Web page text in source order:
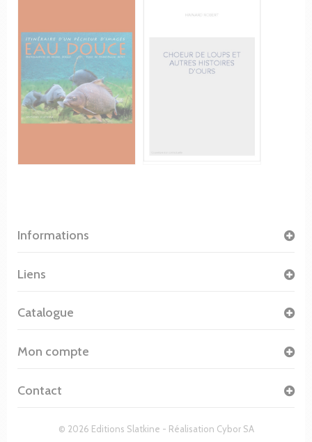
Informations
© 2026 Editions Slatkine - Réalisation Cybor SA
Liens
Catalogue
Mon compte
Contact